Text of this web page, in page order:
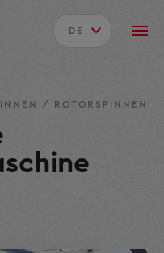
DE
/ ROTORSPINNEN